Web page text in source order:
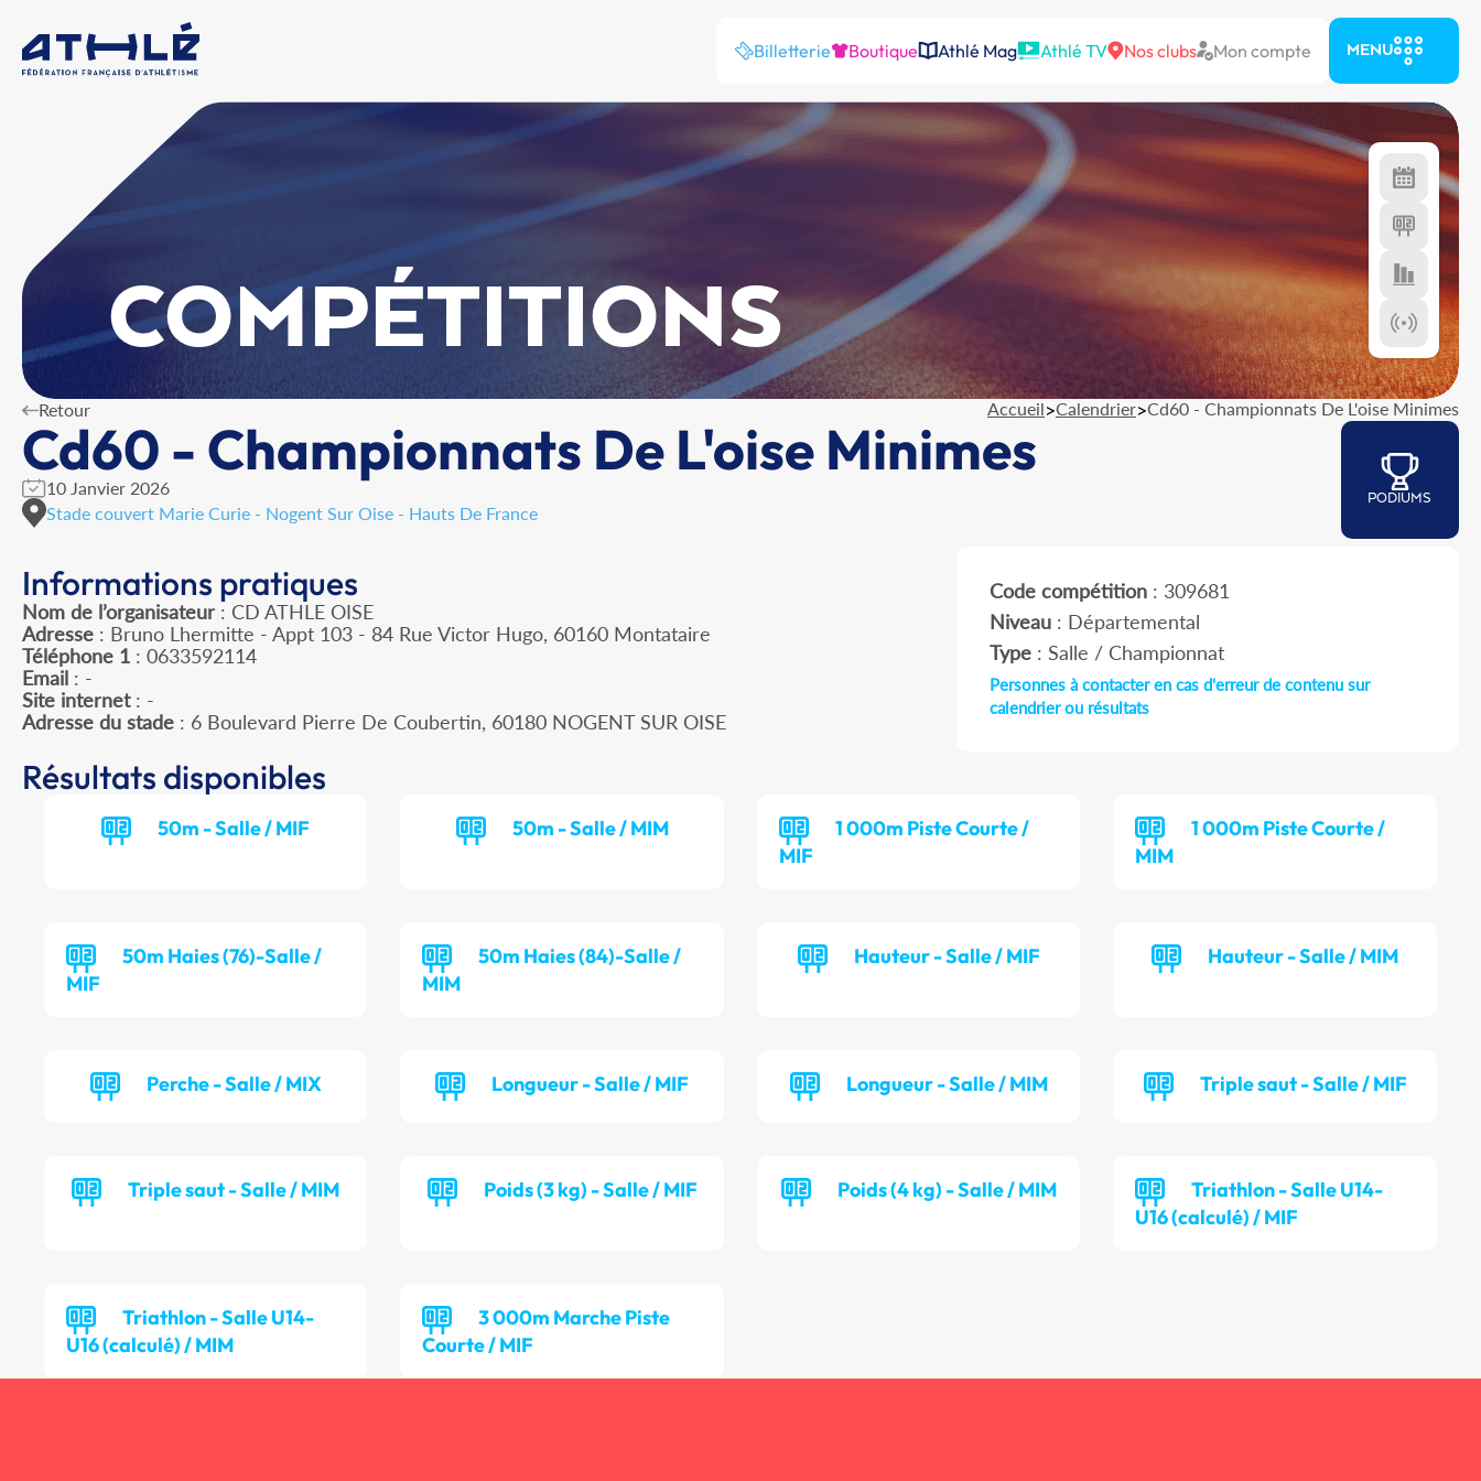
Billetterie Boutique Athlé Mag Athlé TV Nos clubs Mon compte MENU
COMPÉTITIONS
Retour Accueil>Calendrier>Cd60 - Championnats De L'oise Minimes
Cd60 - Championnats De L'oise Minimes
10 Janvier 2026
Stade couvert Marie Curie - Nogent Sur Oise - Hauts De France
PODIUMS
Informations pratiques
Nom de l’organisateur : CD ATHLE OISE
Adresse : Bruno Lhermitte - Appt 103 - 84 Rue Victor Hugo, 60160 Montataire
Téléphone 1 : 0633592114
Email : -
Site internet: -
Adresse du stade : 6 Boulevard Pierre De Coubertin, 60180 NOGENT SUR OISE
Code compétition: 309681
Niveau: Départemental
Type: Salle / Championnat
Personnes à contacter en cas d'erreur de contenu sur
calendrier ou résultats
Résultats disponibles
50m - Salle / MIF 50m - Salle / MIM
1 000m Piste Courte /
MIF
1 000m Piste Courte /
MIM
50m Haies (76)-Salle /
MIF
50m Haies (84)-Salle /
MIM
Hauteur - Salle / MIF Hauteur - Salle / MIM
Perche - Salle / MIX Longueur - Salle / MIF Longueur - Salle / MIM Triple saut - Salle / MIF
Triple saut - Salle / MIM Poids (3 kg) - Salle / MIF Poids (4 kg) - Salle / MIM
Triathlon - Salle U14-
U16 (calculé) / MIF
Triathlon - Salle U14-
U16 (calculé) / MIM
3 000m Marche Piste
Courte / MIF